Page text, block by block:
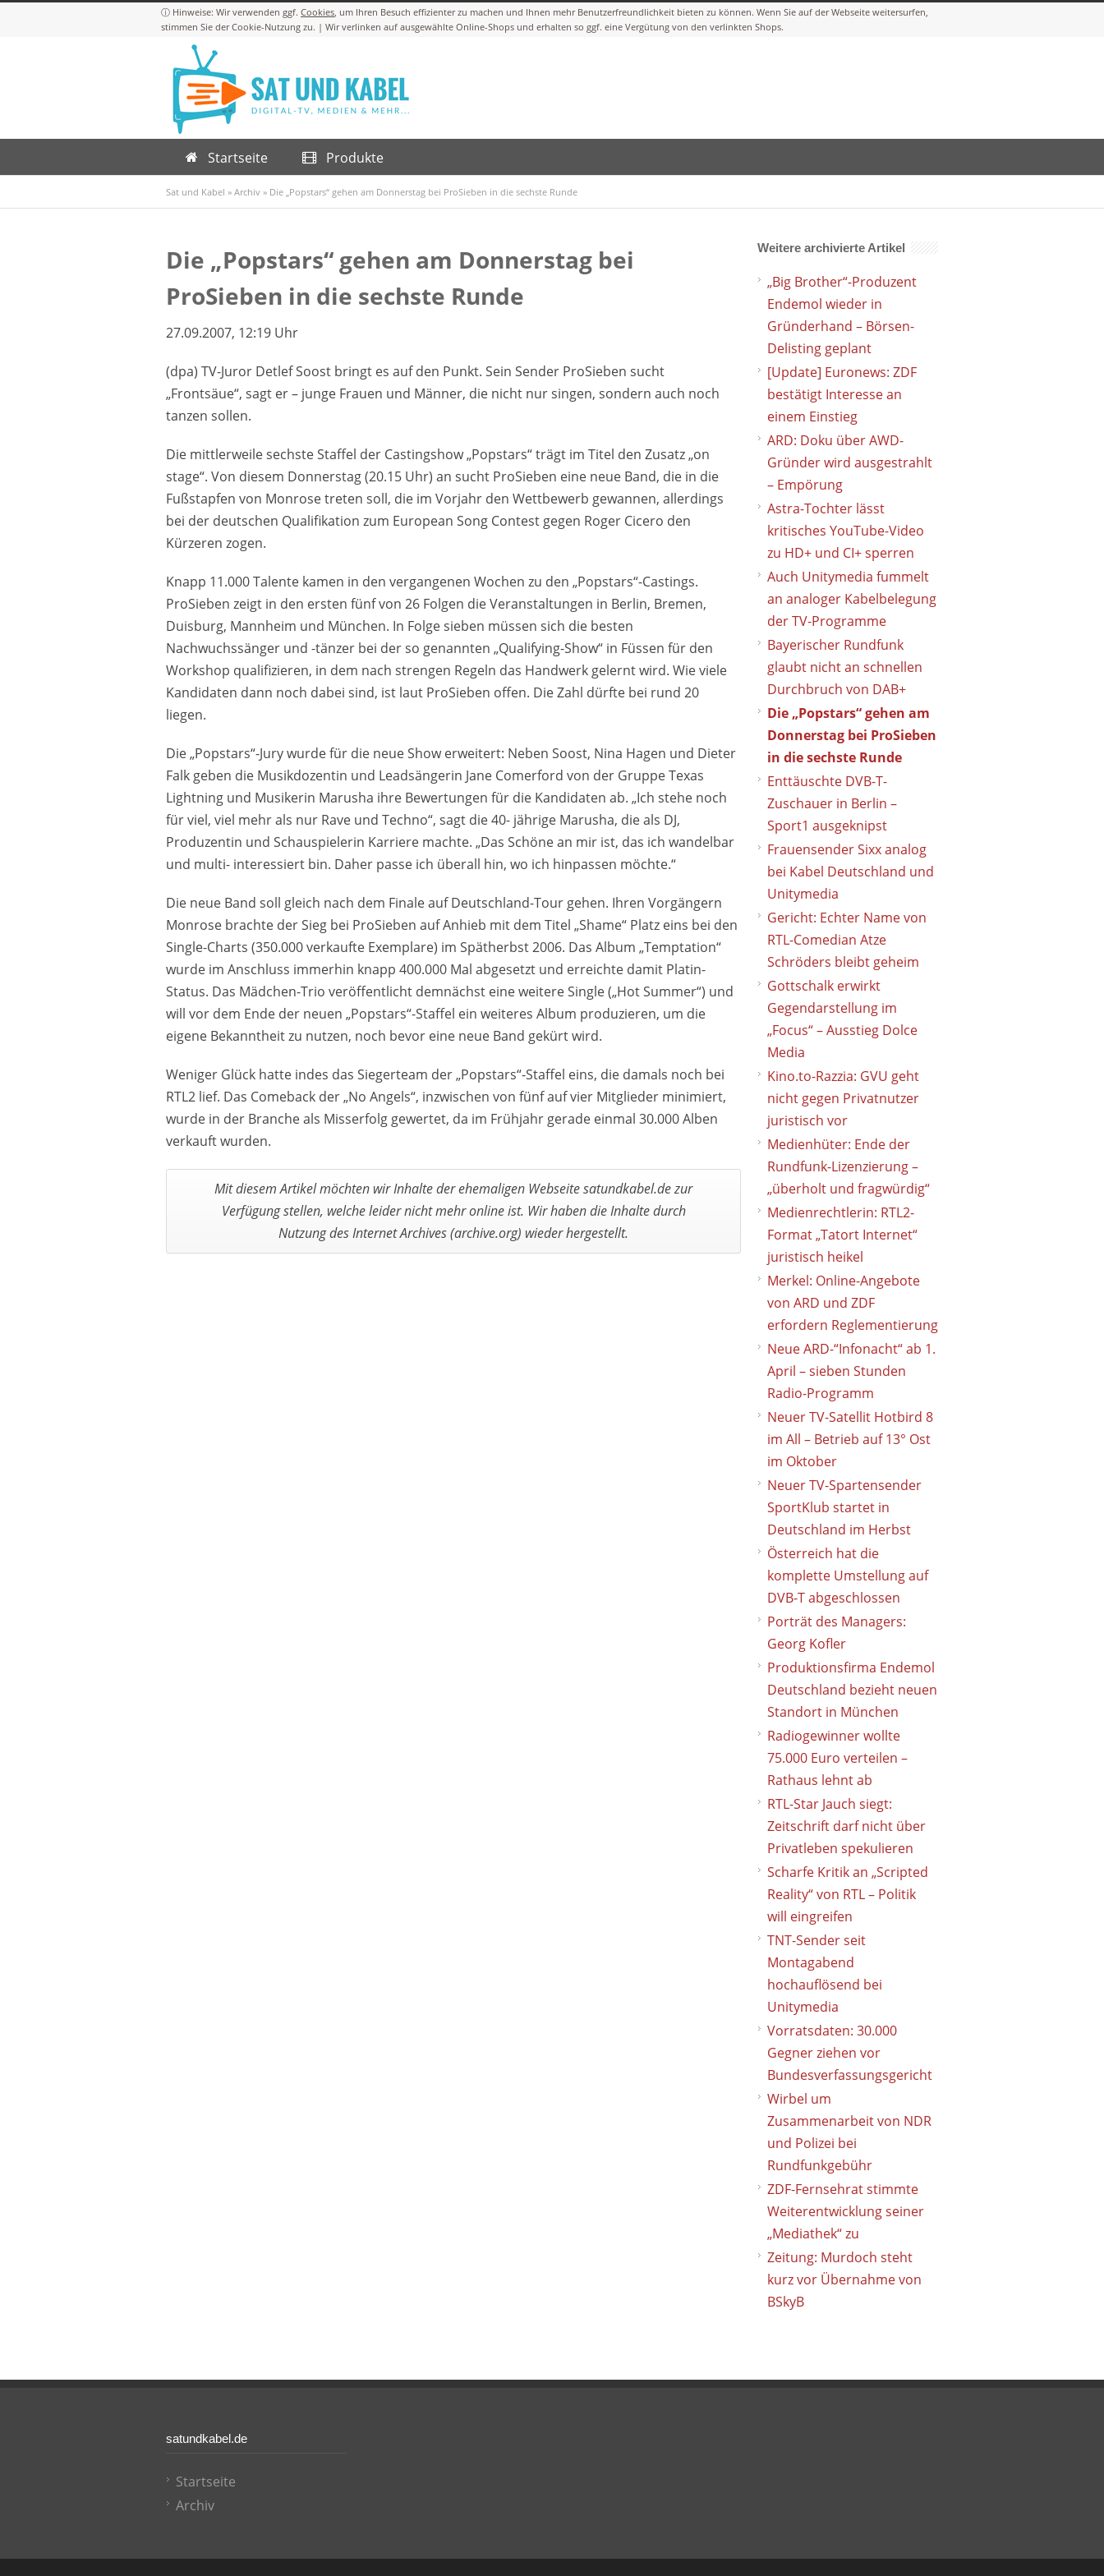
Cookies
Startseite Produkte
Sat und Kabel » Archiv » Die „Popstars“ gehen am Donnerstag bei ProSieben in die sechste Runde
Die „Popstars“ gehen am Donnerstag bei
ProSieben in die sechste Runde
27.09.2007, 12:19 Uhr
(dpa) TV-Juror Detlef Soost bringt es auf den Punkt. Sein Sender ProSieben sucht
„Frontsäue“, sagt er – junge Frauen und Männer, die nicht nur singen, sondern auch noch
tanzen sollen.
Die mittlerweile sechste Staffel der Castingshow „Popstars“ trägt im Titel den Zusatz „on
stage“. Von diesem Donnerstag (20.15 Uhr) an sucht ProSieben eine neue Band, die in die
Fußstapfen von Monrose treten soll, die im Vorjahr den Wettbewerb gewannen, allerdings
bei der deutschen Qualifikation zum European Song Contest gegen Roger Cicero den
Kürzeren zogen.
Knapp 11.000 Talente kamen in den vergangenen Wochen zu den „Popstars“-Castings.
ProSieben zeigt in den ersten fünf von 26 Folgen die Veranstaltungen in Berlin, Bremen,
Duisburg, Mannheim und München. In Folge sieben müssen sich die besten
Nachwuchssänger und -tänzer bei der so genannten „Qualifying-Show“ in Füssen für den
Workshop qualifizieren, in dem nach strengen Regeln das Handwerk gelernt wird. Wie viele
Kandidaten dann noch dabei sind, ist laut ProSieben offen. Die Zahl dürfte bei rund 20
liegen.
Die „Popstars“-Jury wurde für die neue Show erweitert: Neben Soost, Nina Hagen und Dieter
Falk geben die Musikdozentin und Leadsängerin Jane Comerford von der Gruppe Texas
Lightning und Musikerin Marusha ihre Bewertungen für die Kandidaten ab. „Ich stehe noch
für viel, viel mehr als nur Rave und Techno“, sagt die 40- jährige Marusha, die als DJ,
Produzentin und Schauspielerin Karriere machte. „Das Schöne an mir ist, das ich wandelbar
und multi- interessiert bin. Daher passe ich überall hin, wo ich hinpassen möchte.“
Die neue Band soll gleich nach dem Finale auf Deutschland-Tour gehen. Ihren Vorgängern
Monrose brachte der Sieg bei ProSieben auf Anhieb mit dem Titel „Shame“ Platz eins bei den
Single-Charts (350.000 verkaufte Exemplare) im Spätherbst 2006. Das Album „Temptation“
wurde im Anschluss immerhin knapp 400.000 Mal abgesetzt und erreichte damit Platin-
Status. Das Mädchen-Trio veröffentlicht demnächst eine weitere Single („Hot Summer“) und
will vor dem Ende der neuen „Popstars“-Staffel ein weiteres Album produzieren, um die
eigene Bekanntheit zu nutzen, noch bevor eine neue Band gekürt wird.
Weniger Glück hatte indes das Siegerteam der „Popstars“-Staffel eins, die damals noch bei
RTL2 lief. Das Comeback der „No Angels“, inzwischen von fünf auf vier Mitglieder minimiert,
wurde in der Branche als Misserfolg gewertet, da im Frühjahr gerade einmal 30.000 Alben
verkauft wurden.
Weitere archivierte Artikel
„Big Brother“-Produzent
Endemol wieder in
Gründerhand – Börsen-
Delisting geplant
[Update] Euronews: ZDF
bestätigt Interesse an
einem Einstieg
ARD: Doku über AWD-
Gründer wird ausgestrahlt
– Empörung
Astra-Tochter lässt
kritisches YouTube-Video
zu HD+ und CI+ sperren
Auch Unitymedia fummelt
an analoger Kabelbelegung
der TV-Programme
Bayerischer Rundfunk
glaubt nicht an schnellen
Durchbruch von DAB+
Die „Popstars“ gehen am
Donnerstag bei ProSieben
in die sechste Runde
Enttäuschte DVB-T-
Zuschauer in Berlin –
Sport1 ausgeknipst
Frauensender Sixx analog
bei Kabel Deutschland und
Unitymedia
Gericht: Echter Name von
RTL-Comedian Atze
Schröders bleibt geheim
Gottschalk erwirkt
Gegendarstellung im
„Focus“ – Ausstieg Dolce
Media
Kino.to-Razzia: GVU geht
nicht gegen Privatnutzer
juristisch vor
Medienhüter: Ende der
Rundfunk-Lizenzierung –
„überholt und fragwürdig“
Medienrechtlerin: RTL2-
Format „Tatort Internet“
juristisch heikel
Merkel: Online-Angebote
von ARD und ZDF
erfordern Reglementierung
Neue ARD-“Infonacht“ ab 1.
April – sieben Stunden
Radio-Programm
Neuer TV-Satellit Hotbird 8
im All – Betrieb auf 13° Ost
im Oktober
Neuer TV-Spartensender
SportKlub startet in
Deutschland im Herbst
Österreich hat die
komplette Umstellung auf
DVB-T abgeschlossen
Porträt des Managers:
Georg Kofler
Produktionsfirma Endemol
Deutschland bezieht neuen
Standort in München
Radiogewinner wollte
75.000 Euro verteilen –
Rathaus lehnt ab
RTL-Star Jauch siegt:
Zeitschrift darf nicht über
Privatleben spekulieren
Scharfe Kritik an „Scripted
Reality“ von RTL – Politik
will eingreifen
TNT-Sender seit
Montagabend
hochauflösend bei
Unitymedia
Vorratsdaten: 30.000
Gegner ziehen vor
Bundesverfassungsgericht
Wirbel um
Zusammenarbeit von NDR
und Polizei bei
Rundfunkgebühr
ZDF-Fernsehrat stimmte
Weiterentwicklung seiner
„Mediathek“ zu
Zeitung: Murdoch steht
kurz vor Übernahme von
BSkyB
satundkabel.de
Startseite
Archiv